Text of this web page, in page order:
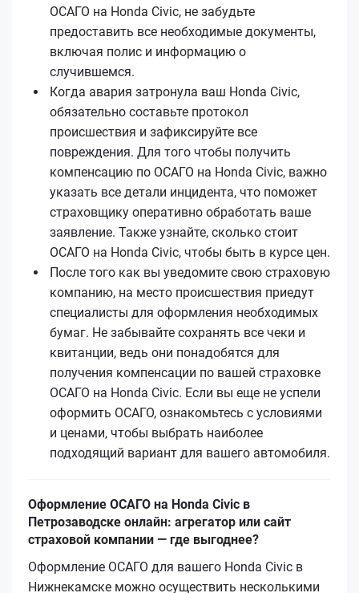
ОСАГО на Honda Civic, не забудьте
предоставить все необходимые документы,
включая полис и информацию о
случившемся.
Когда авария затронула ваш Honda Civic,
обязательно составьте протокол
происшествия и зафиксируйте все
повреждения. Для того чтобы получить
компенсацию по ОСАГО на Honda Civic, важно
указать все детали инцидента, что поможет
страховщику оперативно обработать ваше
заявление. Также узнайте, сколько стоит
ОСАГО на Honda Civic, чтобы быть в курсе цен.
После того как вы уведомите свою страховую
компанию, на место происшествия приедут
специалисты для оформления необходимых
бумаг. Не забывайте сохранять все чеки и
квитанции, ведь они понадобятся для
получения компенсации по вашей страховке
ОСАГО на Honda Civic. Если вы еще не успели
оформить ОСАГО, ознакомьтесь с условиями
и ценами, чтобы выбрать наиболее
подходящий вариант для вашего автомобиля.
Оформление ОСАГО на Honda Civic в
Петрозаводске онлайн: агрегатор или сайт
страховой компании — где выгоднее?
Оформление ОСАГО для вашего Honda Civic в
Нижнекамске можно осуществить несколькими